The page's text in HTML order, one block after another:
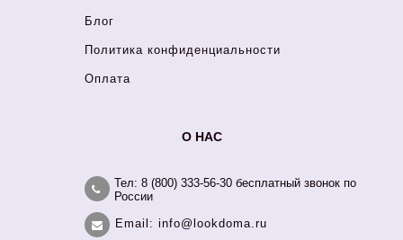
Блог
Политика конфиденциальности
Оплата
О НАС
Тел: 8 (800) 333-56-30 бесплатный звонок по
России
Email: info@lookdoma.ru